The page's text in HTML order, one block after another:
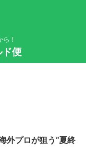
ら！
ド便
外プロが狙う“夏終